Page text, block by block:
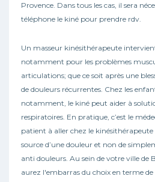
Provence. Dans tous les cas, il sera
téléphone le kiné pour prendre rdv.
Un masseur kinésithérapeute
notamment pour les problèmes
articulations; que ce soit après une
de douleurs récurrentes. Chez les
notamment, le kiné peut aider à
respiratoires. En pratique, c’est le
patient à aller chez le kinésithérapeute
source d’une douleur et non de
anti douleurs. Au sein de votre ville de
aurez l'embarras du choix en terme de